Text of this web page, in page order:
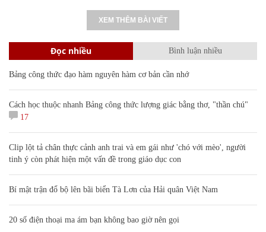
XEM THÊM BÀI VIẾT
Đọc nhiều Bình luận nhiều
Bảng công thức đạo hàm nguyên hàm cơ bản cần nhớ
Cách học thuộc nhanh Bảng công thức lượng giác bằng thơ, "thần chú"
17
Clip lột tả chân thực cảnh anh trai và em gái như 'chó với mèo', người
tinh ý còn phát hiện một vấn đề trong giáo dục con
Bí mật trận đổ bộ lên bãi biển Tà Lơn của Hải quân Việt Nam
20 số điện thoại ma ám bạn không bao giờ nên gọi